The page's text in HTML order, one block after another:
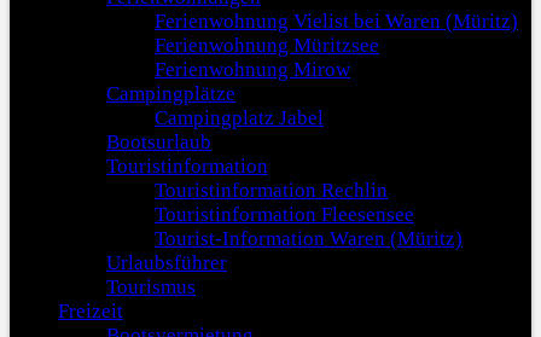
Ferienwohnung Vielist bei Waren (Müritz)
Ferienwohnung Müritzsee
Ferienwohnung Mirow
Campingplätze
Campingplatz Jabel
Bootsurlaub
Touristinformation
Touristinformation Rechlin
Touristinformation Fleesensee
Tourist-Information Waren (Müritz)
Urlaubsführer
Tourismus
Freizeit